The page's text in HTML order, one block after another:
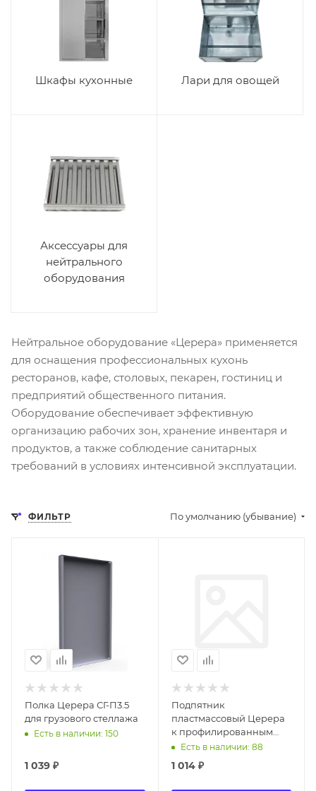
Шкафы кухонные Лари для овощей
Аксессуары для
нейтрального
оборудования
Нейтральное оборудование «Церера» применяется
для оснащения профессиональных кухонь
ресторанов, кафе, столовых, пекарен, гостиниц и
предприятий общественного питания.
Оборудование обеспечивает эффективную
организацию рабочих зон, хранение инвентаря и
продуктов, а также соблюдение санитарных
требований в условиях интенсивной эксплуатации.
ФИЛЬТР По умолчанию (убывание)
Полка Церера СГ-П3.5
для грузового стеллажа
Есть в наличии: 150
1 039 ₽
Подпятник
пластмассовый Церера
к профилированным
стойкам СТ-СП
Есть в наличии: 88
1 014₽